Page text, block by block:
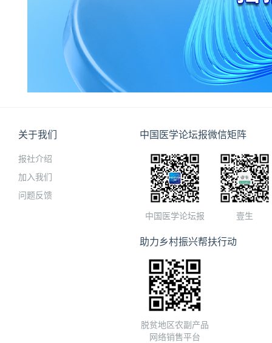
关于我们
报社介绍
加入我们
问题反馈
中国医学论坛报微信矩阵
中国医学论坛报 壹生
助力乡村振兴帮扶行动
脱贫地区农副产品
网络销售平台